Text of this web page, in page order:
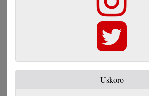
Uskoro